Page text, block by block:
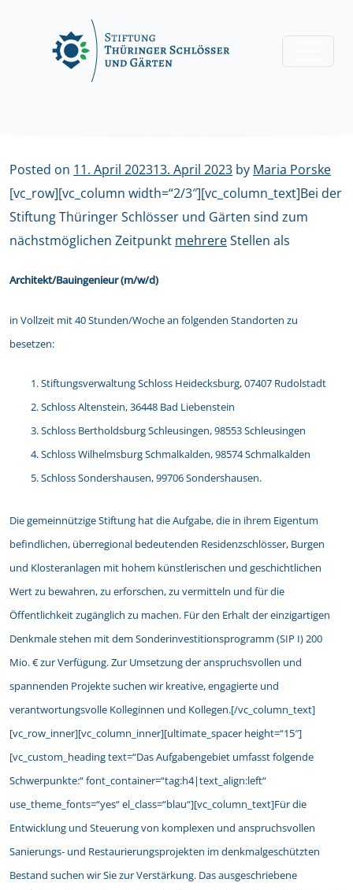
Posted on 11. April 202313. April 2023 by Maria Porske
[vc_row][vc_column width=“2/3″][vc_column_text]Bei der
Stiftung Thüringer Schlösser und Gärten sind zum
nächstmöglichen Zeitpunkt mehrereStellen als
Architekt/Bauingenieur (m/w/d)
in Vollzeit mit 40 Stunden/Woche an folgenden Standorten zu
besetzen:
Stiftungsverwaltung Schloss Heidecksburg, 07407 Rudolstadt
Schloss Altenstein, 36448 Bad Liebenstein
Schloss Bertholdsburg Schleusingen, 98553 Schleusingen
Schloss Wilhelmsburg Schmalkalden, 98574 Schmalkalden
Schloss Sondershausen, 99706 Sondershausen.
Die gemeinnützige Stiftung hat die Aufgabe, die in ihrem Eigentum
befindlichen, überregional bedeutenden Residenzschlösser, Burgen
und Klosteranlagen mit hohem künstlerischen und geschichtlichen
Wert zu bewahren, zu erforschen, zu vermitteln und für die
Öffentlichkeit zugänglich zu machen. Für den Erhalt der einzigartigen
Denkmale stehen mit dem Sonderinvestitionsprogramm (SIP I) 200
Mio. € zur Verfügung. Zur Umsetzung der anspruchsvollen und
spannenden Projekte suchen wir kreative, engagierte und
verantwortungsvolle Kolleginnen und Kollegen.[/vc_column_text]
[vc_row_inner][vc_column_inner][ultimate_spacer height=“15″]
[vc_custom_heading text=“Das Aufgabengebiet umfasst folgende
Schwerpunkte:“ font_container=“tag:h4|text_align:left“
use_theme_fonts=“yes“ el_class=“blau“][vc_column_text]Für die
Entwicklung und Steuerung von komplexen und anspruchsvollen
Sanierungs- und Restaurierungsprojekten im denkmalgeschützten
Bestand suchen wir Sie zur Verstärkung. Das ausgeschriebene